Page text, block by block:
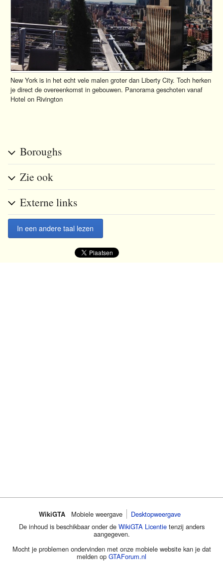
New York is in het echt vele malen groter dan Liberty City. Toch herken
je direct de overeenkomst in gebouwen. Panorama geschoten vanaf
Hotel on Rivington
Boroughs
Zie ook
Externe links
In een andere taal lezen
WikiGTA Mobiele weergave
Desktopweergave
De inhoud is beschikbaar onder de WikiGTA Licentietenzij anders
aangegeven.
Mocht je problemen ondervinden met onze mobiele website kan je dat
melden op GTAForum.nl